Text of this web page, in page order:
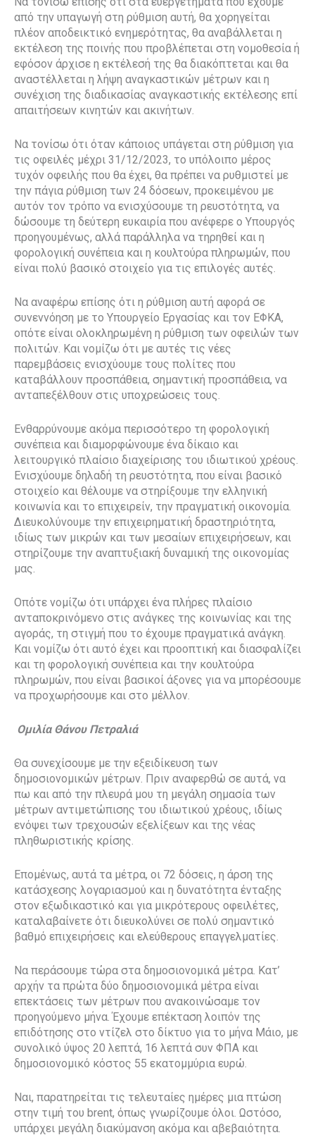
από την υπαγωγή στη ρύθμιση αυτή, θα χορηγείται
πλέον αποδεικτικό ενημερότητας, θα αναβάλλεται η
εκτέλεση της ποινής που προβλέπεται στη νομοθεσία ή
εφόσον άρχισε η εκτέλεσή της θα διακόπτεται και θα
αναστέλλεται η λήψη αναγκαστικών μέτρων και η
συνέχιση της διαδικασίας αναγκαστικής εκτέλεσης επί
απαιτήσεων κινητών και ακινήτων.
Να τονίσω ότι όταν κάποιος υπάγεται στη ρύθμιση για
τις οφειλές μέχρι 31/12/2023, το υπόλοιπο μέρος
τυχόν οφειλής που θα έχει, θα πρέπει να ρυθμιστεί με
την πάγια ρύθμιση των 24 δόσεων, προκειμένου με
αυτόν τον τρόπο να ενισχύσουμε τη ρευστότητα, να
δώσουμε τη δεύτερη ευκαιρία που ανέφερε ο Υπουργός
προηγουμένως, αλλά παράλληλα να τηρηθεί και η
φορολογική συνέπεια και η κουλτούρα πληρωμών, που
είναι πολύ βασικό στοιχείο για τις επιλογές αυτές.
Να αναφέρω επίσης ότι η ρύθμιση αυτή αφορά σε
συνεννόηση με το Υπουργείο Εργασίας και τον ΕΦΚΑ,
οπότε είναι ολοκληρωμένη η ρύθμιση των οφειλών των
πολιτών. Και νομίζω ότι με αυτές τις νέες
παρεμβάσεις ενισχύουμε τους πολίτες που
καταβάλλουν προσπάθεια, σημαντική προσπάθεια, να
ανταπεξέλθουν στις υποχρεώσεις τους.
Ενθαρρύνουμε ακόμα περισσότερο τη φορολογική
συνέπεια και διαμορφώνουμε ένα δίκαιο και
λειτουργικό πλαίσιο διαχείρισης του ιδιωτικού χρέους.
Ενισχύουμε δηλαδή τη ρευστότητα, που είναι βασικό
στοιχείο και θέλουμε να στηρίξουμε την ελληνική
κοινωνία και το επιχειρείν, την πραγματική οικονομία.
Διευκολύνουμε την επιχειρηματική δραστηριότητα,
ιδίως των μικρών και των μεσαίων επιχειρήσεων, και
στηρίζουμε την αναπτυξιακή δυναμική της οικονομίας
μας.
Οπότε νομίζω ότι υπάρχει ένα πλήρες πλαίσιο
ανταποκρινόμενο στις ανάγκες της κοινωνίας και της
αγοράς, τη στιγμή που το έχουμε πραγματικά ανάγκη.
Και νομίζω ότι αυτό έχει και προοπτική και διασφαλίζει
και τη φορολογική συνέπεια και την κουλτούρα
πληρωμών, που είναι βασικοί άξονες για να μπορέσουμε
να προχωρήσουμε και στο μέλλον.
Ομιλία Θάνου Πετραλιά
Θα συνεχίσουμε με την εξειδίκευση των
δημοσιονομικών μέτρων. Πριν αναφερθώ σε αυτά, να
πω και από την πλευρά μου τη μεγάλη σημασία των
μέτρων αντιμετώπισης του ιδιωτικού χρέους, ιδίως
ενόψει των τρεχουσών εξελίξεων και της νέας
πληθωριστικής κρίσης.
Επομένως, αυτά τα μέτρα, οι 72 δόσεις, η άρση της
κατάσχεσης λογαριασμού και η δυνατότητα ένταξης
στον εξωδικαστικό και για μικρότερους οφειλέτες,
καταλαβαίνετε ότι διευκολύνει σε πολύ σημαντικό
βαθμό επιχειρήσεις και ελεύθερους επαγγελματίες.
Να περάσουμε τώρα στα δημοσιονομικά μέτρα. Κατ’
αρχήν τα πρώτα δύο δημοσιονομικά μέτρα είναι
επεκτάσεις των μέτρων που ανακοινώσαμε τον
προηγούμενο μήνα. Έχουμε επέκταση λοιπόν της
επιδότησης στο ντίζελ στο δίκτυο για το μήνα Μάιο, με
συνολικό ύψος 20 λεπτά, 16 λεπτά συν ΦΠΑ και
δημοσιονομικό κόστος 55 εκατομμύρια ευρώ.
Ναι, παρατηρείται τις τελευταίες ημέρες μια πτώση
στην τιμή του brent, όπως γνωρίζουμε όλοι. Ωστόσο,
υπάρχει μεγάλη διακύμανση ακόμα και αβεβαιότητα.